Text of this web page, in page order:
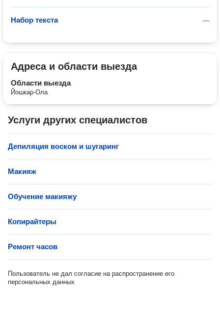
—
Набор текста
Адреса и области выезда
Области выезда
Йошкар-Ола
Услуги других специалистов
Депиляция воском и шугаринг
Макияж
Обучение макияжу
Копирайтеры
Ремонт часов
Пользователь не дал согласие на распространение его
персональных данных